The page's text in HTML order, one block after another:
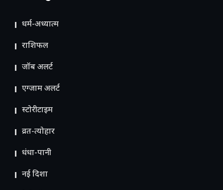
धर्म-अध्यात्म
राशिफल
जॉब अलर्ट
एग्जाम अलर्ट
स्टोरीटाइम
व्रत-त्योहार
धंधा-पानी
नई दिशा